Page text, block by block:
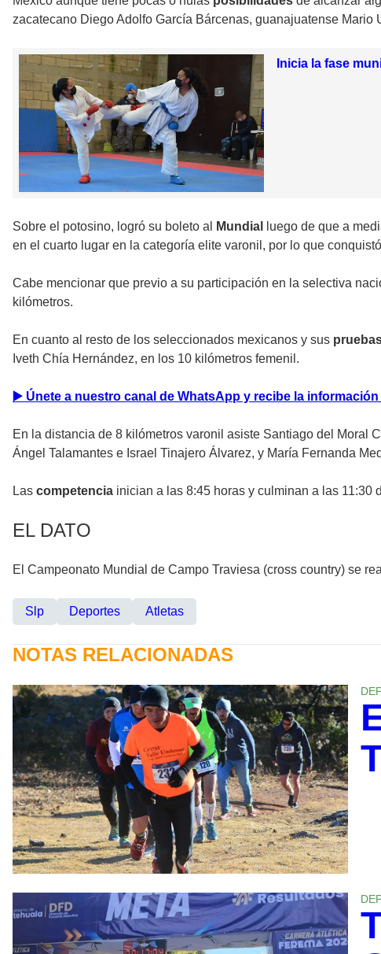
zacatecano Diego Adolfo García Bárcenas, guanajuatense
Inicia la fase
Sobre el potosino, logró su boleto al Mundial
luego de que a
en el cuarto lugar en la categoría elite varonil, por lo que
Cabe mencionar que previo a su participación en la selectiva
kilómetros.
En cuanto al resto de los seleccionados mexicanos y sus
Iveth Chía Hernández, en los 10 kilómetros femenil.
▶️ Únete a nuestro canal de WhatsApp y recibe la
En la distancia de 8 kilómetros varonil asiste Santiago del Moral
Ángel Talamantes e Israel Tinajero Álvarez, y María Fernanda
Las competencia inician a las 8:45 horas y culminan a las 11:30
EL DATO
El Campeonato Mundial de Campo Traviesa (cross country) se
Slp Deportes Atletas
NOTAS RELACIONADAS